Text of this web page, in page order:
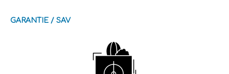
GARANTIE / SAV